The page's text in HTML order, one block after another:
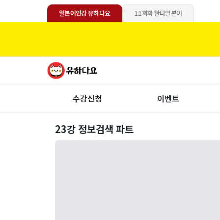
일본어인강 유하다요 1:1회화 한다일본어
수강신청 이벤트
23강 정보검색 파트